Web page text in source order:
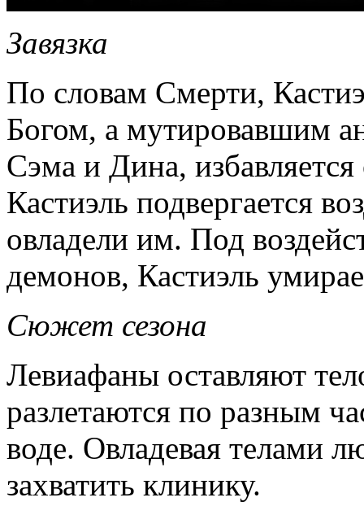
Завязка
По словам Смерти,
Богом, а мутировавшим
Сэма и Дина,
Кастиэль подвергается
овладели им. Под
демонов, Кастиэль
Сюжет сезона
Левиафаны оставляют
разлетаются по разным
воде. Овладевая телами
захватить клинику.